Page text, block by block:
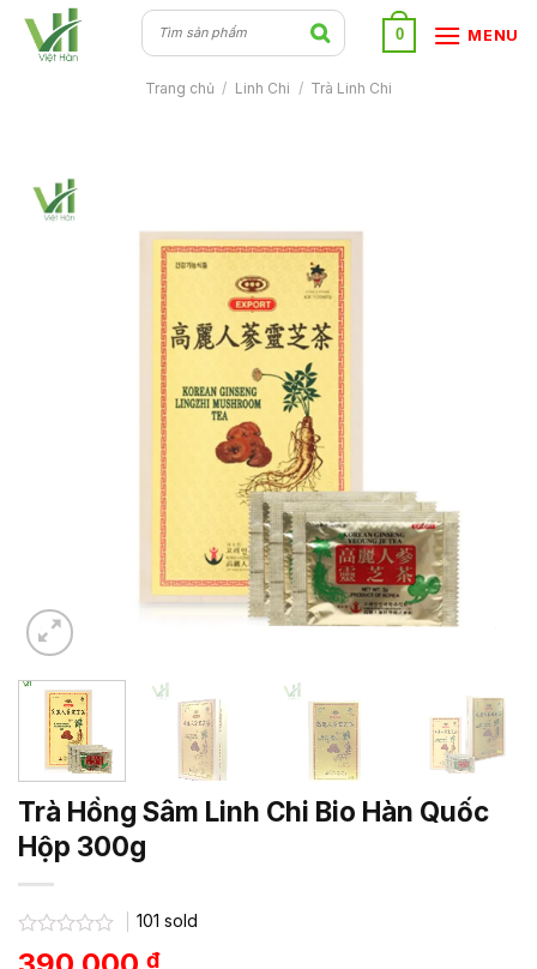
Skip
0 MENU
Trang chủ / Linh Chi / Trà Linh Chi
Trà Hồng Sâm Linh Chi Bio Hàn Quốc
Hộp 300g
Được
101 sold
₫